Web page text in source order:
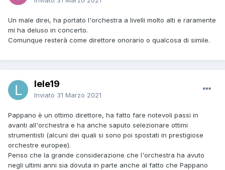
Un male direi, ha portato l'orchestra a livelli molto alti e raramente
mi ha deluso in concerto.
Comunque resterà come direttore onorario o qualcosa di simile.
lele19
Inviato 31 Marzo 2021
Pappano è un ottimo direttore, ha fatto fare notevoli passi in
avanti all'orchestra e ha anche saputo selezionare ottimi
strumentisti (alcuni dei quali si sono poi spostati in prestigiose
orchestre europee).
Penso che la grande considerazione che l'orchestra ha avuto
negli ultimi anni sia dovuta in parte anche al fatto che Pappano